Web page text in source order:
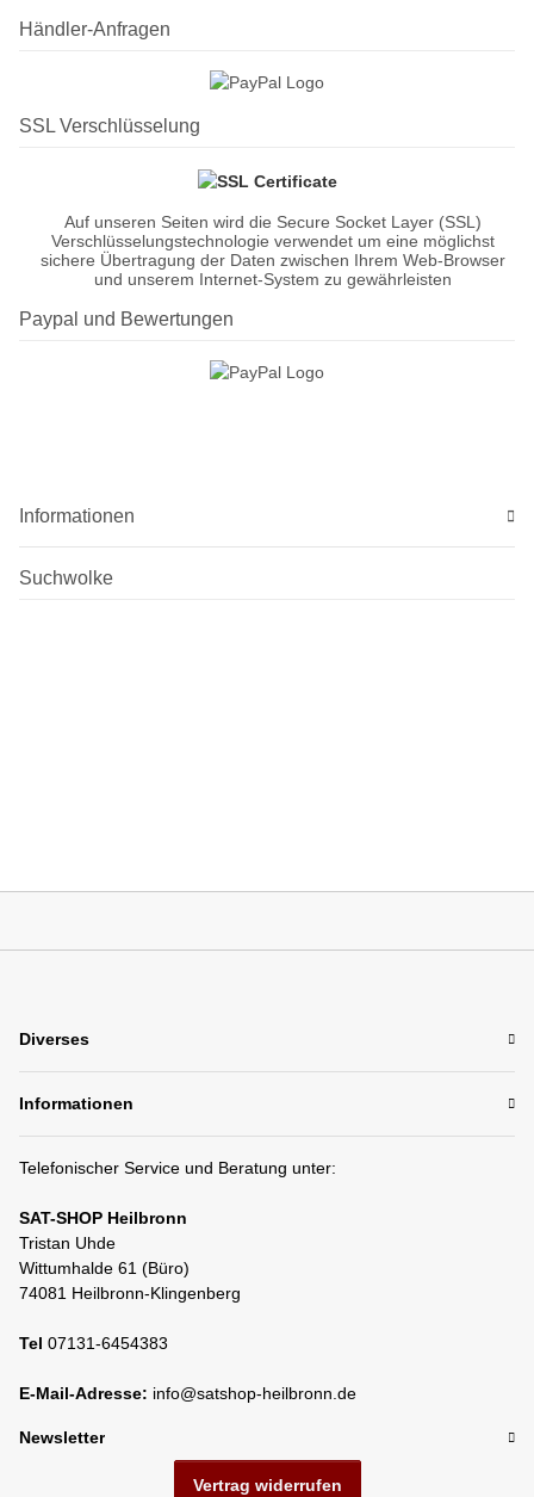
Händler-Anfragen
SSL Verschlüsselung
Auf unseren Seiten wird die Secure Socket Layer (SSL)
Verschlüsselungstechnologie verwendet um eine möglichst
sichere Übertragung der Daten zwischen Ihrem Web-Browser
und unserem Internet-System zu gewährleisten
Paypal und Bewertungen
Informationen
Suchwolke
Diverses
Informationen
Telefonischer Service und Beratung unter:
SAT-SHOP Heilbronn
Tristan Uhde
Wittumhalde 61 (Büro)
74081 Heilbronn-Klingenberg
Tel 07131-6454383
E-Mail-Adresse: info@satshop-heilbronn.de
Newsletter
Vertrag widerrufen